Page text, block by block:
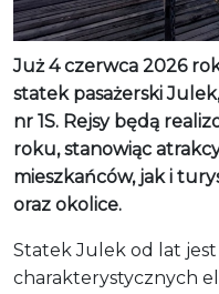
Już 4 czerwca 2026
statek pasażerski
nr 1S. Rejsy będą
roku, stanowiąc
mieszkańców, jak i
oraz okolice.
Statek Julek od lat
charakterystycznych